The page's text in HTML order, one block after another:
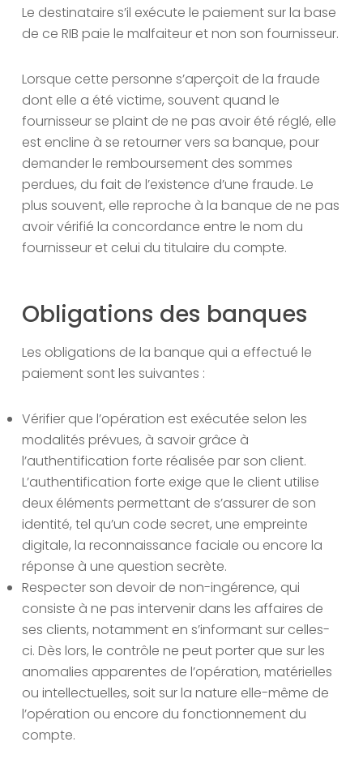
Le destinataire s’il exécute le paiement sur la base
de ce RIB paie le malfaiteur et non son fournisseur.
Lorsque cette personne s’aperçoit de la fraude
dont elle a été victime, souvent quand le
fournisseur se plaint de ne pas avoir été réglé, elle
est encline à se retourner vers sa banque, pour
demander le remboursement des sommes
perdues, du fait de l’existence d’une fraude. Le
plus souvent, elle reproche à la banque de ne pas
avoir vérifié la concordance entre le nom du
fournisseur et celui du titulaire du compte.
Obligations des banques
Les obligations de la banque qui a effectué le
paiement sont les suivantes :
Vérifier que l’opération est exécutée selon les
modalités prévues, à savoir grâce à
l’authentification forte réalisée par son client.
L’authentification forte exige que le client utilise
deux éléments permettant de s’assurer de son
identité, tel qu’un code secret, une empreinte
digitale, la reconnaissance faciale ou encore la
réponse à une question secrète.
Respecter son devoir de non-ingérence, qui
consiste à ne pas intervenir dans les affaires de
ses clients, notamment en s’informant sur celles-
ci. Dès lors, le contrôle ne peut porter que sur les
anomalies apparentes de l’opération, matérielles
ou intellectuelles, soit sur la nature elle-même de
l’opération ou encore du fonctionnement du
compte.